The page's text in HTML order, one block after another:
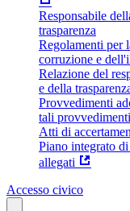
Responsabile
trasparenza
Regolamenti per
corruzione e
Relazione del
e della
Provvedimenti
tali provvedimenti
Atti di
Piano integrato
allegati
Accesso civico